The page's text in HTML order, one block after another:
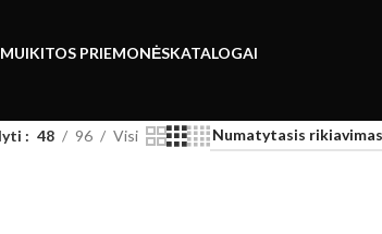
KITOS PRIEMONĖSKATALOGAI
48 96 Visi